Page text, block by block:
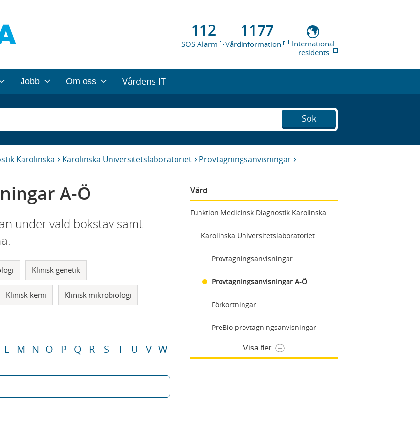
112
SOS Alarm
1177
Vårdinformation
International
residents
Jobb Om oss Vårdens IT
Sök
Karolinska Karolinska Universitetslaboratoriet Provtagningsanvisningar
Vård
Funktion Medicinsk Diagnostik Karolinska
Karolinska Universitetslaboratoriet
Provtagningsanvisningar
Provtagningsanvisningar A-Ö
Förkortningar
PreBio provtagningsanvisningar
Visa fler
A-Ö
under vald bokstav samt
Klinisk genetik
Klinisk kemi Klinisk mikrobiologi
L M N O P Q R S T U V W